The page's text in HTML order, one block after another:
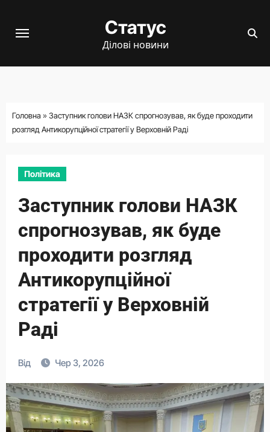
Статус
Ділові новини
Головна » Заступник голови НАЗК спрогнозував, як буде проходити
розгляд Антикорупційної стратегії у Верховній Раді
Політика
Заступник голови НАЗК
спрогнозував, як буде
проходити розгляд
Антикорупційної
стратегії у Верховній
Раді
Від Чер 3, 2026